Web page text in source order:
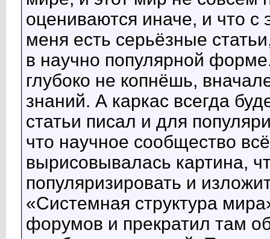
оцениваются иначе, и что с
меня есть серьёзные
в научно популярной
глубоко не копнёшь,
знаний. А каркас всегда
статьи писал и для
что научное сообщество
вырисовывалась картина,
популяризировать и
«Системная структура
форумов и прекратил там